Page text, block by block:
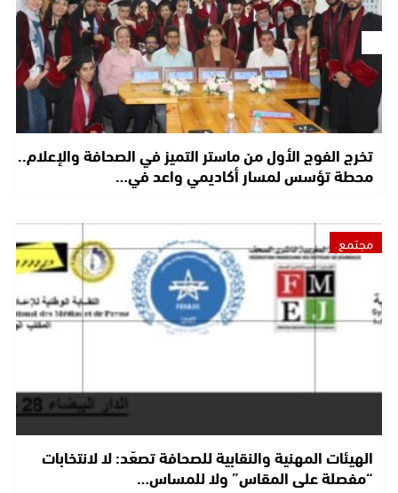
تخرج الفوج الأول من ماستر التميز في الصحافة والإعلام..
محطة تؤسس لمسار أكاديمي واعد في…
مجتمع
الهيئات المهنية والنقابية للصحافة تصعّد: لا لانتخابات
“مفصلة على المقاس” ولا للمساس…